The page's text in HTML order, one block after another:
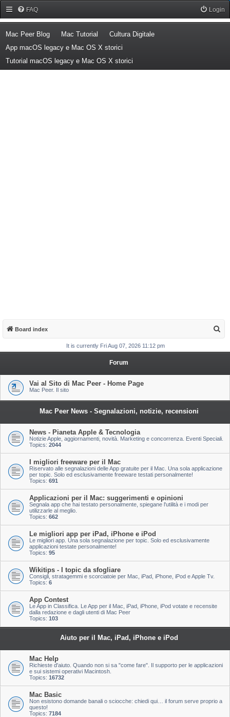
FAQ Login
Mac Peer Blog(Opens a new tab)
Mac Tutorial (Opens a new tab)
Cultura Digitale(Opens a new tab)
App macOS legacy e Mac OS X storici
Tutorial macOS legacy e Mac OS X storici
Board index
a
It is currently Fri Aug 07, 2026 11:12 pm
Forum
Vai al Sito di Mac Peer - Home Page
Mac Peer. Il sito
Mac Peer News - Segnalazioni, notizie, recensioni
News - Pianeta Apple & Tecnologia
Notizie Apple, aggiornamenti, novità. Marketing e concorrenza. Eventi Speciali.
Topics: 2044
I migliori freeware per il Mac
Riservato alle segnalazioni delle App gratuite per il Mac. Una sola applicazione
per topic. Solo ed esclusivamente freeware testati personalmente!
Topics: 691
Applicazioni per il Mac: suggerimenti e opinioni
Segnala app che hai testato personalmente, spiegane l'utilità e i modi per
utilizzarle al meglio.
Topics: 662
Le migliori app per iPad, iPhone e iPod
Le migliori app. Una sola segnalazione per topic. Solo ed esclusivamente
applicazioni testate personalmente!
Topics: 95
Wikitips - I topic da sfogliare
Consigli, stratagemmi e scorciatoie per Mac, iPad, iPhone, iPod e Apple Tv.
Topics: 6
App Contest
Le App in Classifica. Le App per il Mac, iPad, iPhone, iPod votate e recensite
dalla redazione e dagli utenti di Mac Peer
Topics: 103
Aiuto per il Mac, iPad, iPhone e iPod
Mac Help
Richieste d'aiuto. Quando non si sa "come fare". Il supporto per le applicazioni
e sui sistemi operativi Macintosh.
Topics: 16732
Mac Basic
Non esistono domande banali o sciocche: chiedi qui… il forum serve proprio a
questo!
Topics: 7184